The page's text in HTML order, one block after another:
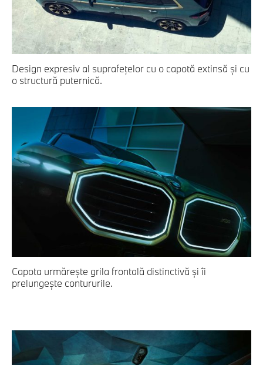
Design expresiv al suprafeţelor cu o capotă extinsă şi cu
o structură puternică.
Capota urmăreşte grila frontală distinctivă şi îi
prelungeşte contururile.